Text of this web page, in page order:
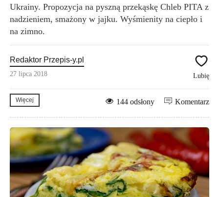
Ukrainy. Propozycja na pyszną przekąskę Chleb PITA z
nadzieniem, smażony w jajku. Wyśmienity na ciepło i
na zimno.
Redaktor Przepis-y.pl
27 lipca 2018 Lubię
Więcej Komentarz
144 odsłony